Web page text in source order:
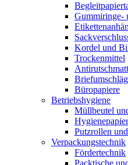
Gummiringe-
Kordel und
Trockenmittel
Büropapiere
Betriebshygiene
Müllbeutel
Putzrollen
Verpackungstechnik
Fördertechnik
Packtische